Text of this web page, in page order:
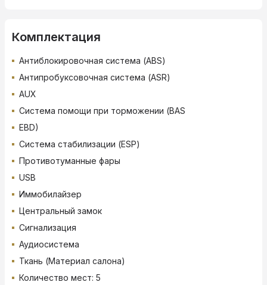
Комплектация
Антиблокировочная система (ABS)
Антипробуксовочная система (ASR)
AUX
Система помощи при торможении (BAS
EBD)
Система стабилизации (ESP)
Противотуманные фары
USB
Иммобилайзер
Центральный замок
Сигнализация
Аудиосистема
Ткань (Материал салона)
Количество мест: 5